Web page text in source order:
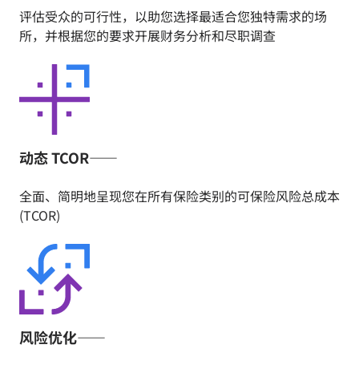
评估受众的可行性，以助您选择最适合您独特需求的场
所，并根据您的要求开展财务分析和尽职调查
动态 TCOR——
全面、简明地呈现您在所有保险类别的可保险风险总成本
(TCOR)
风险优化——